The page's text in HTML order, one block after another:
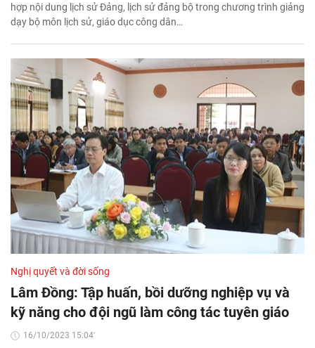
hợp nội dung lịch sử Đảng, lịch sử đảng bộ trong chương trình giảng
dạy bộ môn lịch sử, giáo dục công dân…
Nghị quyết và đời sống
Lâm Đồng: Tập huấn, bồi dưỡng nghiệp vụ và
kỹ năng cho đội ngũ làm công tác tuyên giáo
16/10/2023 15:04'